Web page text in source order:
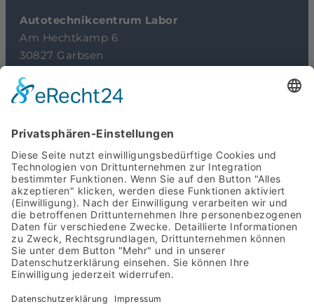
Autotechnikcentrum Labor
Am Hechtkamp 6
30827 Garbsen
info@atc-turbotechnik.de
Mo-Do 9-17 Uhr
Fr 9-15 Uhr
Autotechnikcentrum Werkstatt
Bremerstrasse 51
30827 Garbsen
+49 (0)5131 488555
info@autotechnikcentrum.de
Geschäftszeiten: